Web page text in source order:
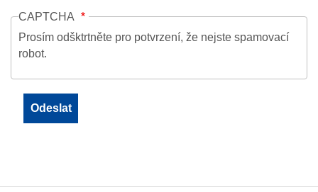
CAPTCHA
Prosím odšktrtněte pro potvrzení, že nejste spamovací
robot.